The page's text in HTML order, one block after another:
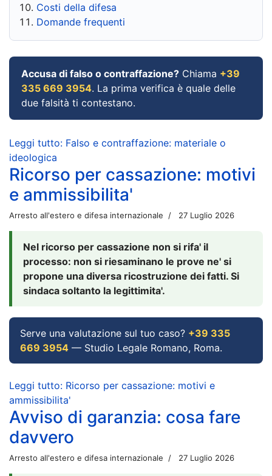
Costi della difesa
Domande frequenti
Accusa di falso o contraffazione? Chiama +39
335 669 3954. La prima verifica è quale delle
due falsità ti contestano.
Leggi tutto: Falso e contraffazione: materiale o
ideologica
Ricorso per cassazione: motivi
e ammissibilita'
Arresto all'estero e difesa internazionale 27 Luglio 2026
Nel ricorso per cassazione non si rifa' il
processo: non si riesaminano le prove ne' si
propone una diversa ricostruzione dei fatti. Si
sindaca soltanto la legittimita'.
Serve una valutazione sul tuo caso? +39 335
669 3954 — Studio Legale Romano, Roma.
Leggi tutto: Ricorso per cassazione: motivi e
ammissibilita'
Avviso di garanzia: cosa fare
davvero
Arresto all'estero e difesa internazionale 27 Luglio 2026